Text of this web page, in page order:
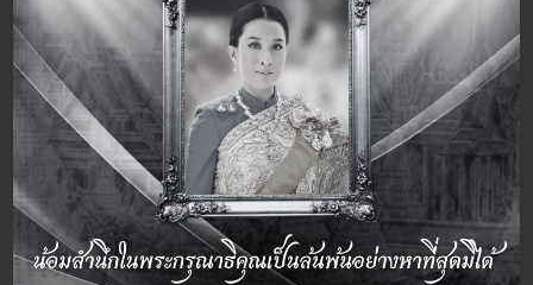
AIMS ผสมผสานนวัตกรรมการเรียนรู้
เข้ากับวิธีการสอนแบบดั้งเดิมเพื่อ ให้
เกิดประสิทธิภาพสูงสุด พร้อมปลูกฝัง
นักเรียน ให้เป็นนักคิด นักสื่อสาร และ
บุคคลต้นแบบในสังคม